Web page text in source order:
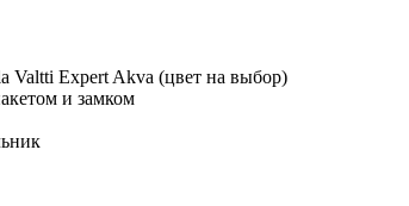
Valtti Expert Akva (цвет на выбор)
и замком